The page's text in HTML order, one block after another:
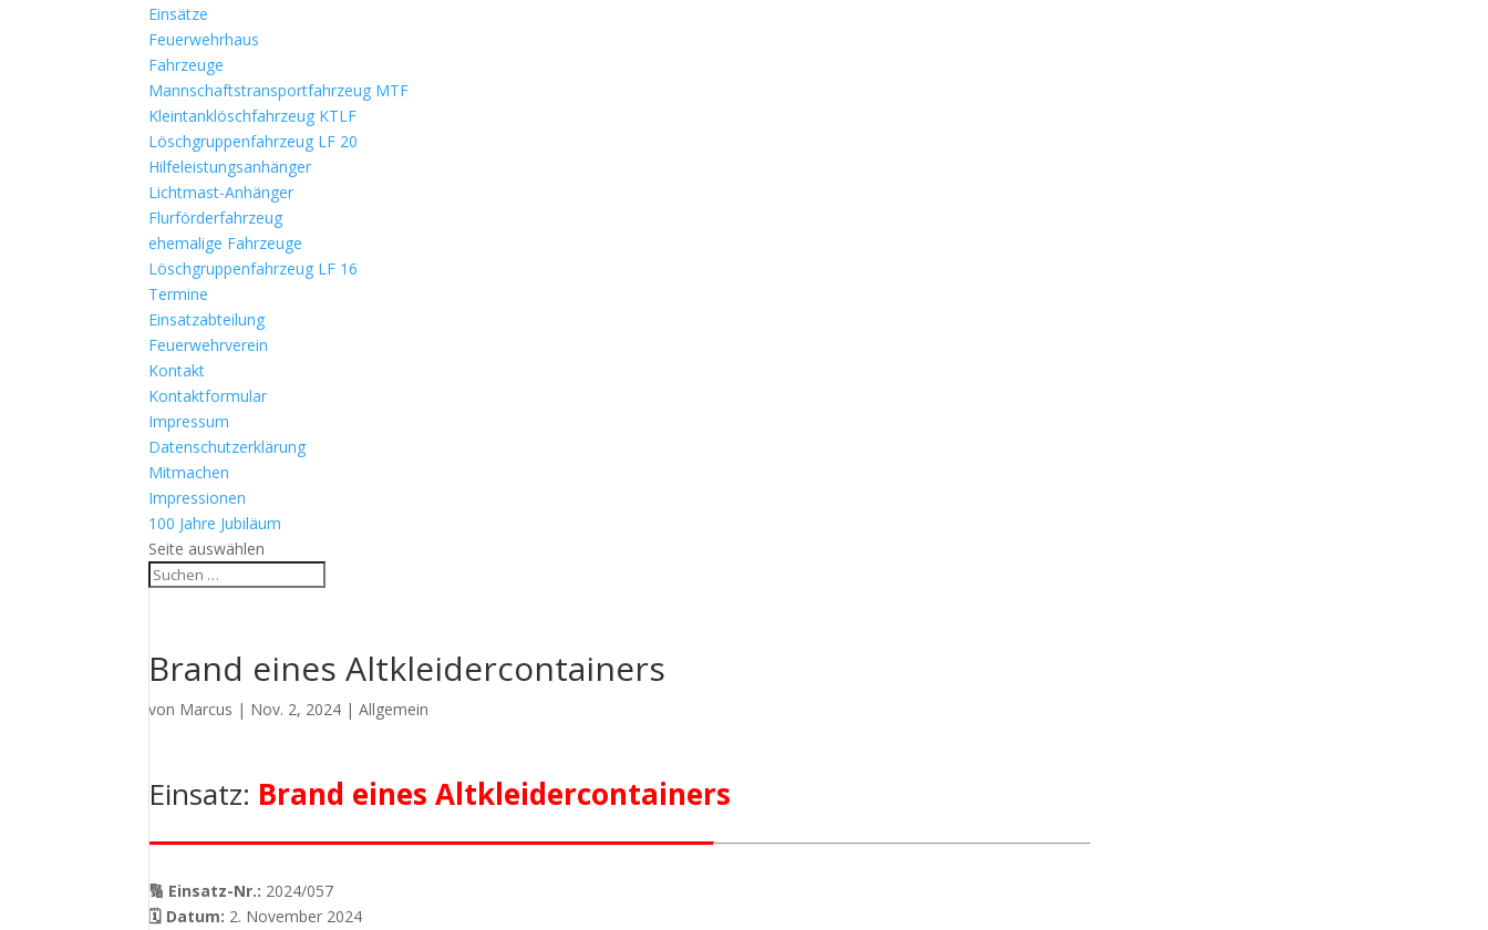
Einsätze
Feuerwehrhaus
Fahrzeuge
Mannschaftstransportfahrzeug MTF
Kleintanklöschfahrzeug KTLF
Löschgruppenfahrzeug LF 20
Hilfeleistungsanhänger
Lichtmast-Anhänger
Flurförderfahrzeug
ehemalige Fahrzeuge
Löschgruppenfahrzeug LF 16
Termine
Einsatzabteilung
Feuerwehrverein
Kontakt
Kontaktformular
Impressum
Datenschutzerklärung
Mitmachen
Impressionen
100 Jahre Jubiläum
Seite auswählen
Brand eines Altkleidercontainers
von Marcus | Nov. 2, 2024 | Allgemein
Einsatz: Brand eines Altkleidercontainers
🔢 Einsatz-Nr.: 2024/057
🗓 Datum: 2. November 2024